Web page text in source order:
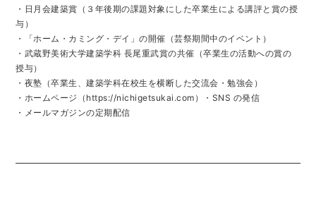
・⽇⽉会建築賞（３年後期の課題対象にした卒業⽣による講評と賞の授
与）
・「ホーム・カミング・デイ」の開催（芸祭期間中のイベント）
・武蔵野美術⼤学建築学科 ⻑尾重武賞の共催（卒業⽣の活動への賞の
授与）
・夜塾（卒業⽣、建築学科在校⽣を横断した交流会・勉強会）
・ホームページ（https://nichigetsukai.com）・SNS の発信
・メールマガジンの定期配信